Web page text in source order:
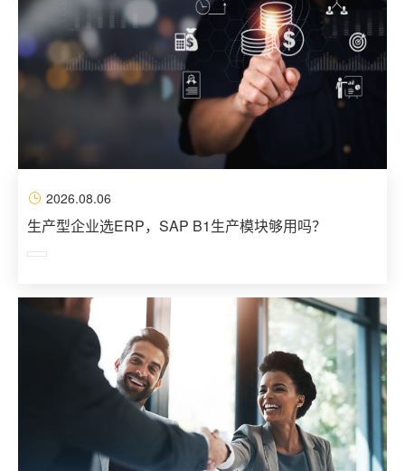
2026.08.06
生产型企业选ERP，SAP B1生产模块够用吗？